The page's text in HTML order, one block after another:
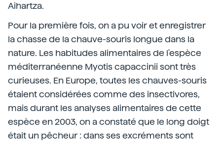
Aihartza.
Pour la première fois, on a pu voir et enregistrer
la chasse de la chauve-souris longue dans la
nature. Les habitudes alimentaires de l'espèce
méditerranéenne Myotis capaccinii sont très
curieuses. En Europe, toutes les chauves-souris
étaient considérées comme des insectivores,
mais durant les analyses alimentaires de cette
espèce en 2003, on a constaté que le long doigt
était un pêcheur : dans ses excréments sont